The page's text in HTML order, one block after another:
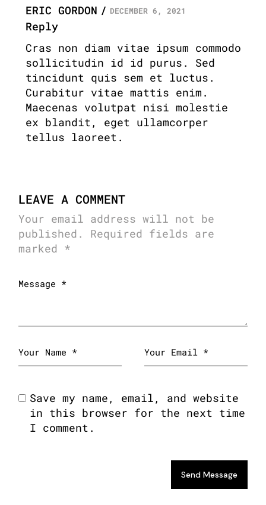
ERIC GORDON DECEMBER 6, 2021
Reply
Cras non diam vitae ipsum commodo
sollicitudin id id purus. Sed
tincidunt quis sem et luctus.
Curabitur vitae mattis enim.
Maecenas volutpat nisi molestie
ex blandit, eget ullamcorper
tellus laoreet.
LEAVE A COMMENT
Your email address will not be
published.
Required fields are
marked *
Save my name, email, and website
in this browser for the next time
I comment.
Send Message